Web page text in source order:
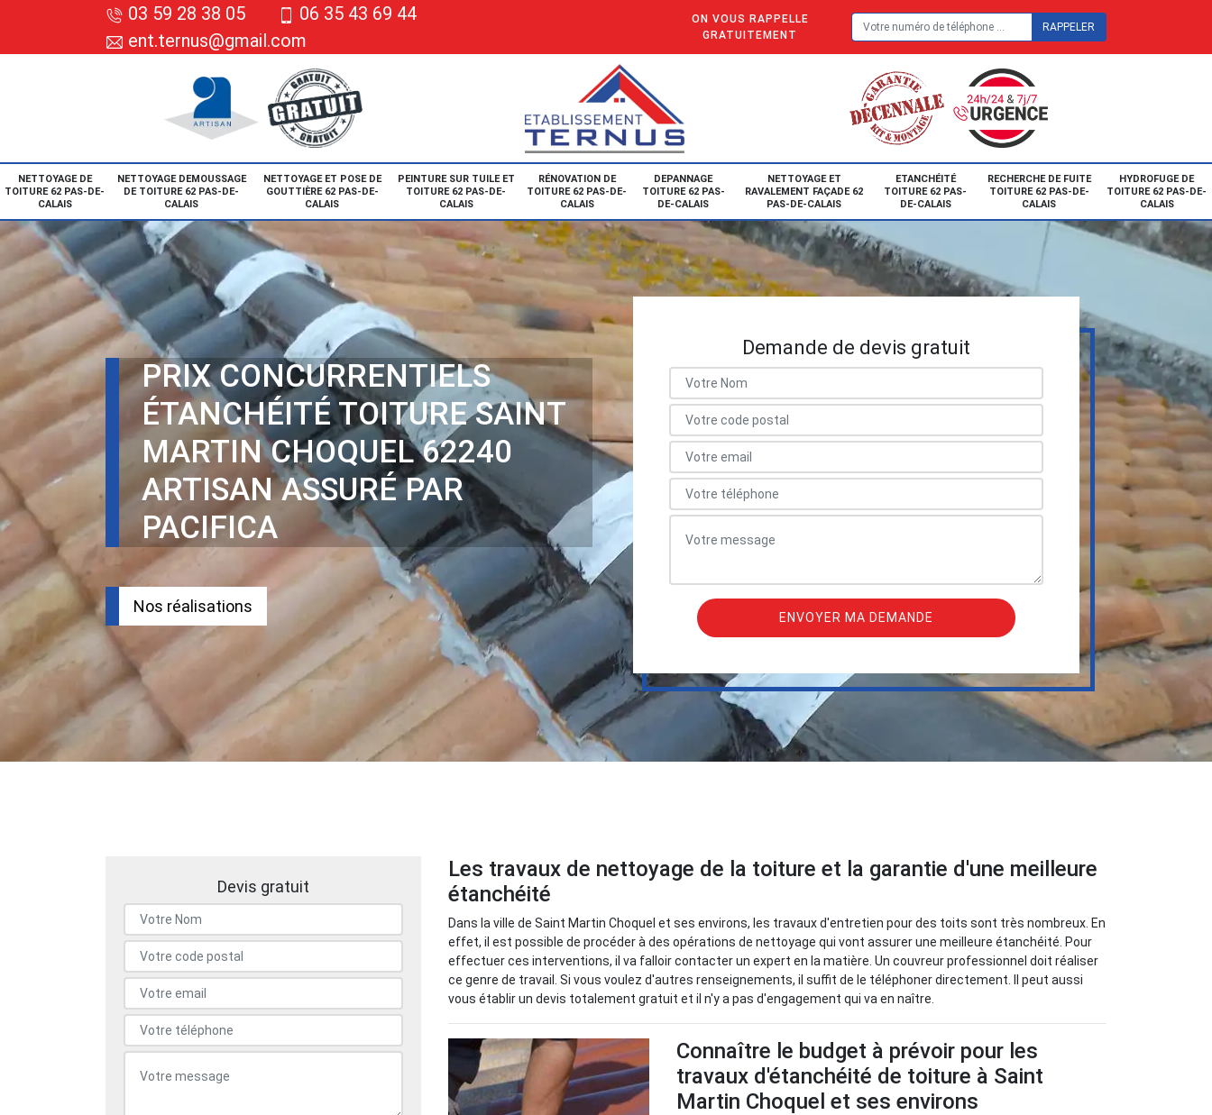
03 59 28 38 05
06 35 43 69 44
ent.ternus@gmail.com
ON VOUS RAPPELLE
GRATUITEMENT
NETTOYAGE DE
TOITURE 62 PAS-DE-
CALAIS
NETTOYAGE DEMOUSSAGE
DE TOITURE 62 PAS-DE-
CALAIS
NETTOYAGE ET POSE DE
GOUTTIÈRE 62 PAS-DE-
CALAIS
PEINTURE SUR TUILE ET
TOITURE 62 PAS-DE-
CALAIS
RÉNOVATION DE
TOITURE 62 PAS-DE-
CALAIS
DEPANNAGE
TOITURE 62 PAS-
DE-CALAIS
NETTOYAGE ET
RAVALEMENT FAÇADE 62
PAS-DE-CALAIS
ETANCHÉITÉ
TOITURE 62 PAS-
DE-CALAIS
RECHERCHE DE FUITE
TOITURE 62 PAS-DE-
CALAIS
HYDROFUGE DE
TOITURE 62 PAS-DE-
CALAIS
PRIX CONCURRENTIELS
ÉTANCHÉITÉ TOITURE SAINT
MARTIN CHOQUEL 62240
ARTISAN ASSURÉ PAR
PACIFICA
Nos réalisations
Demande de devis gratuit
Devis gratuit
Les travaux de nettoyage de la toiture et la garantie d'une meilleure
étanchéité
Dans la ville de Saint Martin Choquel et ses environs, les travaux d'entretien pour des toits sont très nombreux. En
effet, il est possible de procéder à des opérations de nettoyage qui vont assurer une meilleure étanchéité. Pour
effectuer ces interventions, il va falloir contacter un expert en la matière. Un couvreur professionnel doit réaliser
ce genre de travail. Si vous voulez d'autres renseignements, il suffit de le téléphoner directement. Il peut aussi
vous établir un devis totalement gratuit et il n'y a pas d'engagement qui va en naître.
Connaître le budget à prévoir pour les
travaux d'étanchéité de toiture à Saint
Martin Choquel et ses environs